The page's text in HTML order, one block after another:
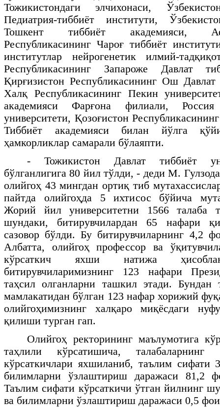
Тожикистондаги элчихонаси,
Педиатрия-тиббиёт институти,
Тошкент тиббиёт академияси,
Республикасининг Чароғ тиббиёт
институтлар нейрогенетик илмий-
Республикасининг Запароже Давлат
Қирғизистон Республикасининг Ош
Халқ Республикасининг Пекин
академияси Фарғона филиали,
университети, Қозоғистон
Тиббиёт академияси билан йўлга
ҳамкорликлар самарали бўлаяпти.
- Тожикистон Давлат тиббиёт
бўлганлигига 80 йил тўлди, - деди М.
олийгоҳ 43 мингдан ортиқ тиб
пайтда олийгоҳда 5 ихтисос бўйича
Жорий йил университетни 1566 талаба
шундаки, битирувчилардан 65 нафари
сазовор бўлди. Бу битирувчиларнинг 4,2
Албатта, олийгоҳ профессор ва
кўрсаткич яхши натижа
битирувчиларимизнинг 123 нафари
таҳсил олганларни ташкил этади.
мамлакатидан бўлган 123 нафар хорижий
олийгоҳимизнинг халқаро миқёсдаги
қилиши турган гап.
Олийгоҳ ректорининг маълумотига
таҳлили кўрсатишича,
кўрсаткичлари яхшиланиб, таълим сифати
билимларни ўзлаштириш даражаси 81,2
Таълим сифати кўрсаткичи ўтган йилнинг
ва билимларни ўзлаштириш даражаси 0,5